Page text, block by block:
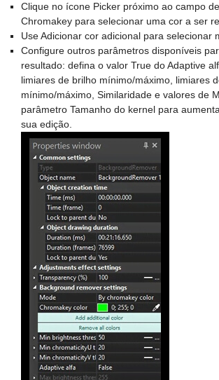
Clique no ícone Picker próximo ao campo
Chromakey para selecionar uma cor a ser
Use Adicionar cor adicional para selecionar
Configure outros parâmetros disponíveis
resultado: defina o valor True do Adaptive
limiares de brilho mínimo/máximo, limiares
mínimo/máximo, Similaridade e valores de
parâmetro Tamanho do kernel para
sua edição.